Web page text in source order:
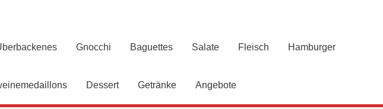
Gnocchi Baguettes Salate Fleisch Hamburger
Dessert Getränke Angebote